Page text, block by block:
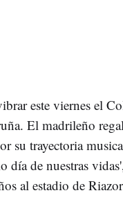
este viernes el
El madrileño
su trayectoria
día de nuestras
al estadio de